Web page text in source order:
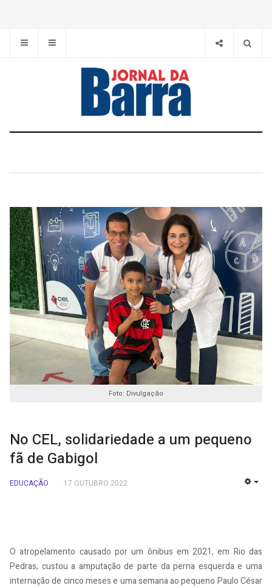
Foto: Divulgação
No CEL, solidariedade a um pequeno
fã de Gabigol
EDUCAÇÃO 17 OUTUBRO 2022
O atropelamento causado por um ônibus em 2021, em Rio das
Pedras, custou a amputação de parte da perna esquerda e uma
internação de cinco meses e uma semana ao pequeno Paulo César